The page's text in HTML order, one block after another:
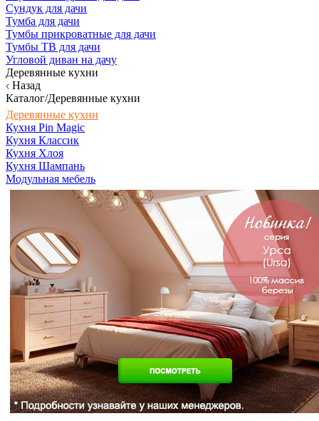
Сундук для дачи
Тумба для дачи
Тумбы прикроватные для дачи
Тумбы ТВ для дачи
Угловой диван на дачу
Деревянные кухни
Назад
Каталог/Деревянные кухни
Деревянные кухни
Кухня Pin Magic
Кухня Классик
Кухня Хлоя
Кухня Шампань
Модульная мебель